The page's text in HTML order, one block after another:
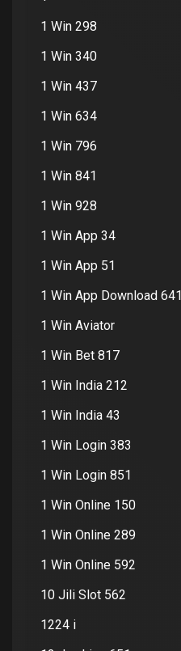
1 Win 298
1 Win 340
1 Win 437
1 Win 634
1 Win 796
1 Win 841
1 Win 928
1 Win App 34
1 Win App 51
1 Win App Download 641
1 Win Aviator
1 Win Bet 817
1 Win India 212
1 Win India 43
1 Win Login 383
1 Win Login 851
1 Win Online 150
1 Win Online 289
1 Win Online 592
10 Jili Slot 562
1224 i